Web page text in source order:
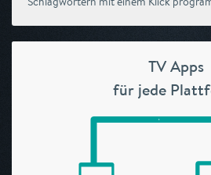
TV Apps
für jede